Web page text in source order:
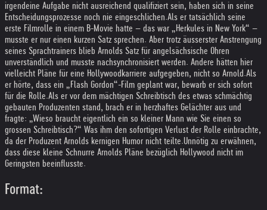
irgendeine Aufgabe nicht ausreichend qualifiziert sein, haben sich in seine
Entscheidungsprozesse noch nie eingeschlichen.Als er tatsächlich seine
erste Filmrolle in einem B-Movie hatte – das war „Herkules in New York“ –
musste er nur einen kurzen Satz sprechen. Aber trotz äusserster Anstrengung
seines Sprachtrainers blieb Arnolds Satz für angelsächsische Ohren
unverständlich und musste nachsynchronisiert werden. Andere hätten hier
vielleicht Pläne für eine Hollywoodkarriere aufgegeben, nicht so Arnold.Als
er hörte, dass ein „Flash Gordon“-Film geplant war, bewarb er sich sofort
für die Rolle.Als er vor dem mächtigen Schreibtisch des etwas schmächtig
gebauten Produzenten stand, brach er in herzhaftes Gelächter aus und
fragte: „Wieso braucht eigentlich ein so kleiner Mann wie Sie einen so
grossen Schreibtisch?“ Was ihm den sofortigen Verlust der Rolle einbrachte,
da der Produzent Arnolds kernigen Humor nicht teilte.Unnötig zu erwähnen,
dass diese kleine Schnurre Arnolds Pläne bezüglich Hollywood nicht im
Geringsten beeinflusste.
Format: